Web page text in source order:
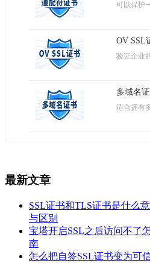
可以保护
OV SSL
验证企业
多域名
适合拥有
最新文章
SSL证书和TLS证书是什么
与区别
宝塔开启SSL之后访问不了
南
怎么把自签SSL证书变为可